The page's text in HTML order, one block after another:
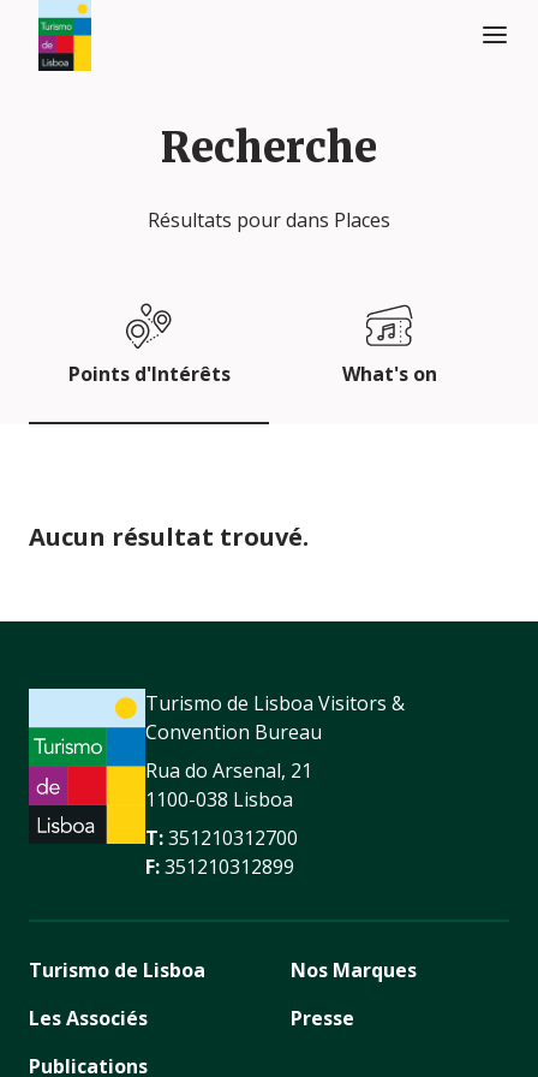
Recherche
Résultats pourdans Places
Points d'Intérêts What's on
Aucun résultat trouvé.
Turismo de Lisboa Visitors &
Convention Bureau
Rua do Arsenal, 21
1100-038 Lisboa
T:351210312700
F:351210312899
Turismo de Lisboa
Les Associés
Publications
Nos Marques
Presse